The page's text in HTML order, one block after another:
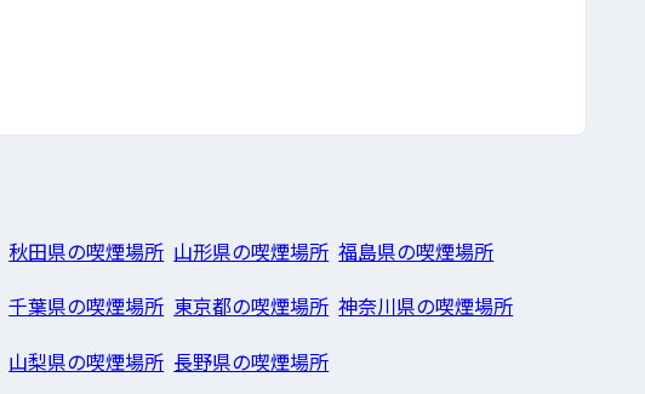
秋田県の喫煙場所 山形県の喫煙場所 福島県の喫煙場所
千葉県の喫煙場所 東京都の喫煙場所 神奈川県の喫煙場所
山梨県の喫煙場所 長野県の喫煙場所